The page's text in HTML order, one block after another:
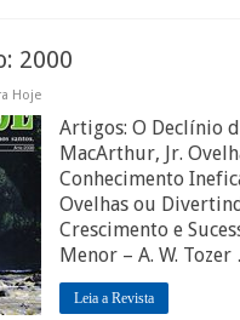
2000
Hoje
Artigos: O Declínio
MacArthur, Jr.
Conhecimento
Ovelhas ou
Crescimento e
Menor – A. W.
Leia a Revista